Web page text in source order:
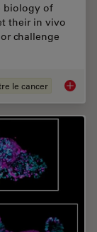
biology of
their in vivo
challenge
le cancer Spatial